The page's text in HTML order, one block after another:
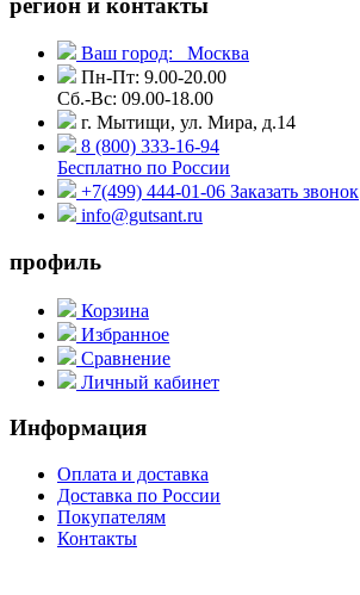
Ваш город:
Москва
Пн-Пт: 9.00-20.00
Сб.-Вс: 09.00-18.00
г. Мытищи, ул. Мира, д.14
8 (800) 333-16-94
Бесплатно по России
+7(499) 444-01-06 Заказать звонок
info@gutsant.ru
профиль
Корзина
Избранное
Сравнение
Личный кабинет
Информация
Оплата и доставка
Доставка по России
Покупателям
Контакты